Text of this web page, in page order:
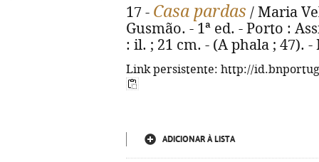
17 - Casa pardas / Maria
Gusmão. - 1ª ed. - Porto :
: il. ; 21 cm. - (A phala ; 47). -
Link persistente: http://
ADICIONAR À LISTA